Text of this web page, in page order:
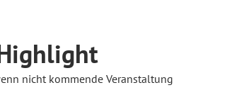
nicht kommende Veranstaltung